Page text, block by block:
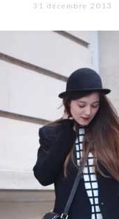
31 décembre 2013